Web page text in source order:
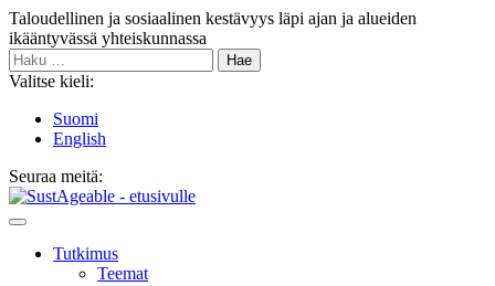
Siirry
sisältöön
Taloudellinen ja sosiaalinen kestävyys läpi ajan ja alueiden
ikääntyvässä yhteiskunnassa
Haku:
Valitse kieli:
Suomi
English
Seuraa meitä:
Bluesky
Main
Tutkimus
Teemat